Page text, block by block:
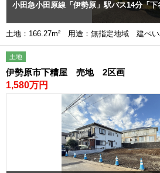
小田急小田原線「伊勢原」駅バス14分「
土地：166.27m² 用途：無指定地域 建ぺ
土地
伊勢原市下糟屋 売地 2区画
1,580万円